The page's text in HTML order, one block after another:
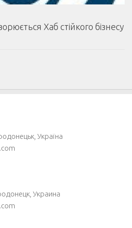
Хаб стійкого бізнесу
Україна
Украина